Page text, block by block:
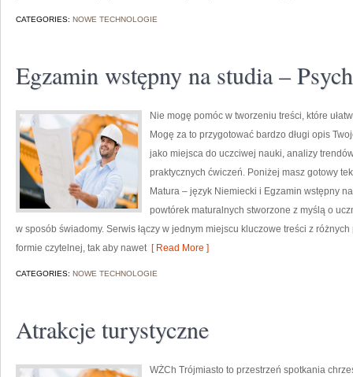
CATEGORIES: NOWE TECHNOLOGIE
Egzamin wstępny na studia –
Nie mogę pomóc w tworzeniu treści, które
Mogę za to przygotować bardzo długi opis
jako miejsca do uczciwej nauki, analizy
praktycznych ćwiczeń. Poniżej masz gotowy
Matura – język Niemiecki i Egzamin wstępny
powtórek maturalnych stworzone z myślą o
w sposób świadomy. Serwis łączy w jednym miejscu kluczowe treści z
formie czytelnej, tak aby nawet[ Read More ]
CATEGORIES: NOWE TECHNOLOGIE
Atrakcje turystyczne
WŻCh Trójmiasto to przestrzeń spotkania